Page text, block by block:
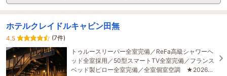
ホテルクレイドルキャビン田無
4.5
(7件)
トゥルースリーパー全室完備／ReFa高級シャワーヘ
ッド全室採用／50型スマートTV全室完備／フランス
ベッド製ピロー全室完備／全室個室空調 ★2026年